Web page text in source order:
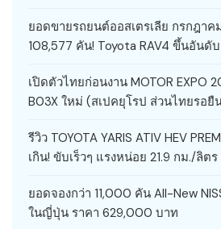
ยอดขายรถยนต์ออสเตรเลีย กรกฎา
108,577 คัน! Toyota RAV4 ขึ้นอันดั
เปิดตัวไทยก่อนงาน MOTOR EXPO
B03X ใหม่ (สเปคยุโรป ส่วนไทยรอ
รีวิว TOYOTA YARIS ATIV HEV
เกิน! ขับเร็วๆ แรงหน่อย 21.9 กม./ลิตร
ยอดจองกว่า 11,000 คัน All-New
ในญี่ปุ่น ราคา 629,000 บาท